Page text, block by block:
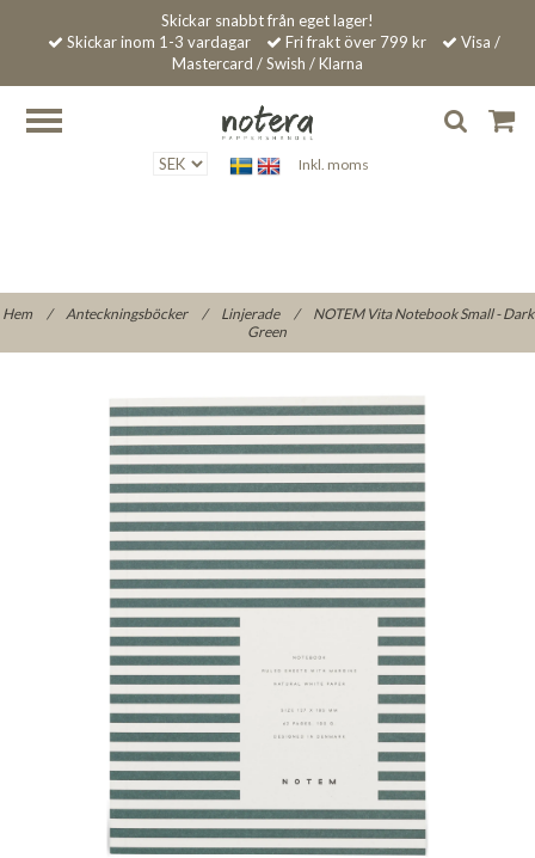
Skickar snabbt från eget lager!
Skickar inom 1-3 vardagar
Fri frakt över 799 kr
Visa /
Mastercard / Swish / Klarna
Inkl. moms
Hem / Anteckningsböcker / Linjerade /
NOTEM Vita Notebook Small - Dark
Green